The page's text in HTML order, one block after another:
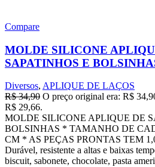
Compare
MOLDE SILICONE
SAPATINHOS E
Diversos, APLIQUE DE LAÇOS
R$34,90 O preço original era: R$
R$ 29,66.
MOLDE SILICONE APLIQUE DE
BOLSINHAS * TAMANHO DE
CM * AS PEÇAS PRONTAS TEM
Durável, resistente a altas e baixas
biscuit, sabonete, chocolate, pasta